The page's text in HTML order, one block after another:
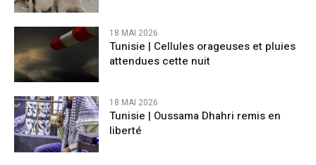
18 MAI 2026
Tunisie | Cellules orageuses et pluies
attendues cette nuit
18 MAI 2026
Tunisie | Oussama Dhahri remis en
liberté